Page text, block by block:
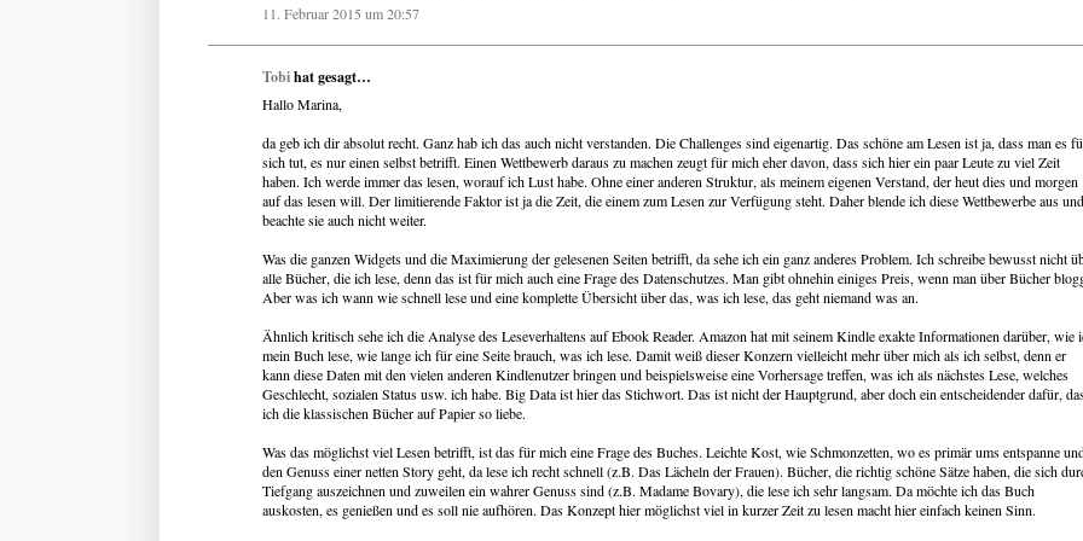
11. Februar 2015 um 20:57
Tobihat gesagt…
Hallo Marina,
da geb ich dir absolut recht. Ganz hab ich das auch nicht verstanden. Die Challenges sind eigenartig. Das schöne am Lesen ist ja, dass man es
sich tut, es nur einen selbst betrifft. Einen Wettbewerb daraus zu machen zeugt für mich eher davon, dass sich hier ein paar Leute zu viel Zeit
haben. Ich werde immer das lesen, worauf ich Lust habe. Ohne einer anderen Struktur, als meinem eigenen Verstand, der heut dies und morgen
auf das lesen will. Der limitierende Faktor ist ja die Zeit, die einem zum Lesen zur Verfügung steht. Daher blende ich diese Wettbewerbe aus und
beachte sie auch nicht weiter.
Was die ganzen Widgets und die Maximierung der gelesenen Seiten betrifft, da sehe ich ein ganz anderes Problem. Ich schreibe bewusst nicht
alle Bücher, die ich lese, denn das ist für mich auch eine Frage des Datenschutzes. Man gibt ohnehin einiges Preis, wenn man über Bücher
Aber was ich wann wie schnell lese und eine komplette Übersicht über das, was ich lese, das geht niemand was an.
Ähnlich kritisch sehe ich die Analyse des Leseverhaltens auf Ebook Reader. Amazon hat mit seinem Kindle exakte Informationen darüber, wie
mein Buch lese, wie lange ich für eine Seite brauch, was ich lese. Damit weiß dieser Konzern vielleicht mehr über mich als ich selbst, denn er
kann diese Daten mit den vielen anderen Kindlenutzer bringen und beispielsweise eine Vorhersage treffen, was ich als nächstes Lese, welches
Geschlecht, sozialen Status usw. ich habe. Big Data ist hier das Stichwort. Das ist nicht der Hauptgrund, aber doch ein entscheidender dafür,
ich die klassischen Bücher auf Papier so liebe.
Was das möglichst viel Lesen betrifft, ist das für mich eine Frage des Buches. Leichte Kost, wie Schmonzetten, wo es primär ums entspanne
den Genuss einer netten Story geht, da lese ich recht schnell (z.B. Das Lächeln der Frauen). Bücher, die richtig schöne Sätze haben, die sich
Tiefgang auszeichnen und zuweilen ein wahrer Genuss sind (z.B. Madame Bovary), die lese ich sehr langsam. Da möchte ich das Buch
auskosten, es genießen und es soll nie aufhören. Das Konzept hier möglichst viel in kurzer Zeit zu lesen macht hier einfach keinen Sinn.